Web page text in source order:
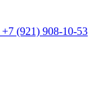
+7 (921) 908-10-53